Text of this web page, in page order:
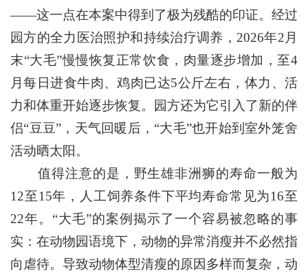
——这一点在本案中得到了极为残酷的印证。经过
园方的全力医治照护和持续治疗调养，2026年2月
末“大毛”慢慢恢复正常饮食，肉量逐步增加，至4
月每日进食牛肉、鸡肉已达5公斤左右，体力、活
力和体重开始逐步恢复。园方还为它引入了新的伴
侣“豆豆”，天气回暖后，“大毛”也开始到室外笼舍
活动晒太阳。
值得注意的是，野生雄非洲狮的寿命一般为
12至15年，人工饲养条件下平均寿命常见为16至
22年。“大毛”的案例揭示了一个容易被忽略的事
实：在动物园语境下，动物的异常消瘦并不必然指
向虐待。导致动物体型清瘦的原因多样而复杂，动